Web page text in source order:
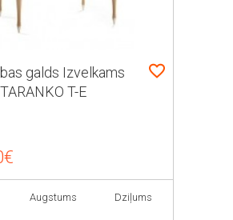
galds Izvelkams
T-E
Augstums Dziļums